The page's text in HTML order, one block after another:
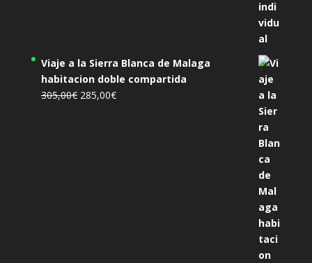
Viaje a la Sierra Blanca de Malaga
habitacion doble compartida
305,00€ El
285,00€El